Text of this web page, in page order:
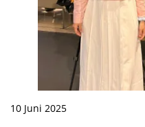
10 Juni 2025